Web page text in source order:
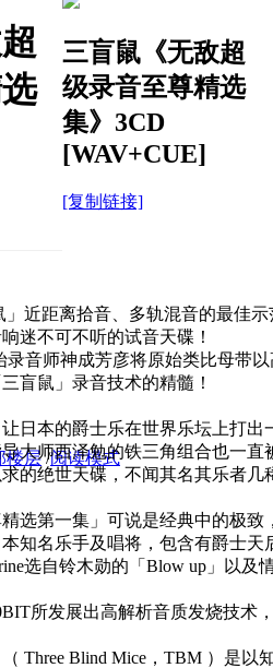
三盲鼠《无敌超
级录音至尊精选
集》3CD
[WAV+CUE]
[复制链接]
楼层 /阅读模式
近距离拾音、多轨混音的最佳
迷不可不听的试音天碟！
师神成芳彦将原始类比母带以
盲鼠」录音技术的精髓！
本的爵士乐在世界乐坛上打出
大师西泽勉的铁三角组合也一
的绝世天碟，不闻其名其乐者
第一集」可说是经典中的极致
知名乐手及唱将，包含有爵士天
选自铃木勋的「Blow up」以
所发展出高解析音质发烧技术
Blind Mice，TBM ）是以